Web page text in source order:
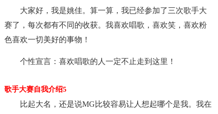
大家好，我是姚佳。算一算，我已经参加了三次歌手大
赛了，每次都有不同的收获。我喜欢唱歌，喜欢笑，喜欢粉
色喜欢一切美好的事物！
个性宣言：喜欢唱歌的人一定不止走到这里！
歌手大赛自我介绍5
比起大名，还是说MG比较容易让人想起哪个是我。我在